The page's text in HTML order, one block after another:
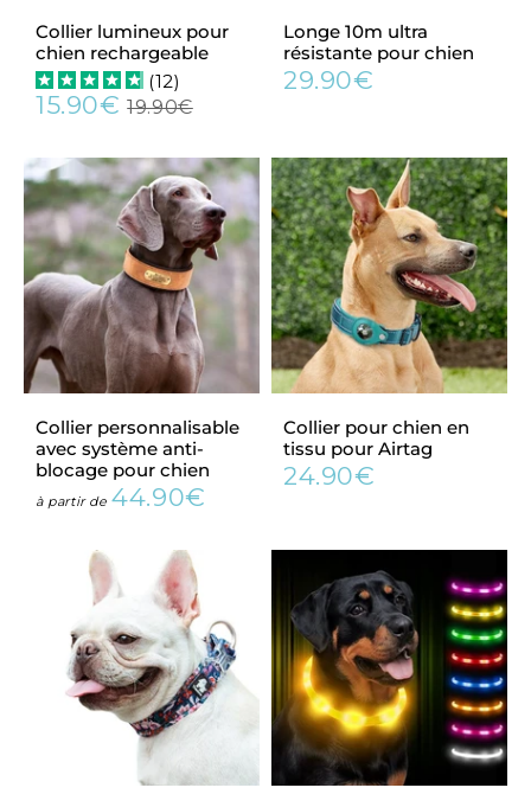
Collier lumineux pour
chien rechargeable
(12)
Prix
15.90€ 15.90€
Prix
19.90€19.90€
Longe 10m ultra
résistante pour chien
Prix
29.90€
Collier personnalisable
avec système anti-
blocage pour chien
à partir dePrix
44.90€
Collier pour chien en
tissu pour Airtag
Prix
24.90€